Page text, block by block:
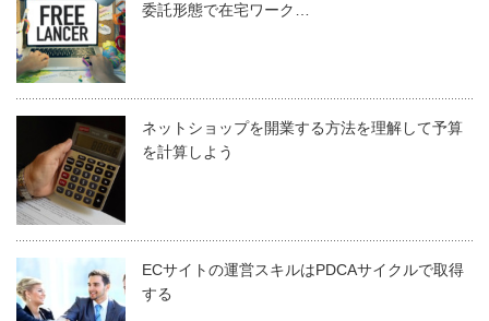
委託形態で在宅ワーク…
ネットショップを開業する方法を理解して予算
を計算しよう
ECサイトの運営スキルはPDCAサイクルで取得
する